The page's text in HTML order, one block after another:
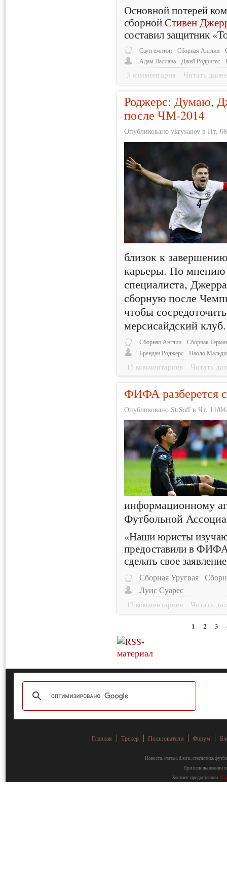
Основной потерей
сборнойСтивен
составил защитник
Саутгемптон Сборная Англии
Адам Лаллана
Джей Родригес
3 комментария Читать далее
Роджерс: Думаю,
после ЧМ-2014
Опубликовано vkrysanov в Пт,
близок к
карьеры. По мнению
специалиста,
сборную после
чтобы
мерсисайдский клуб.
Сборная Англии
Сборная
Брендан Роджерс
Паоло
15 комментариев Читать
ФИФА разберется
Опубликовано St.Saff в Чт, 11/
информационному
Футбольной
«Наши юристы
предоставили в
сделать свое
Сборная Уругвая
Луис Суарес
13 комментариев Читать
1 2 3
Главная Трекер Пользователи Форум
Новости, статьи, блоги, статистика
При использовании
Хостинг предоставлен